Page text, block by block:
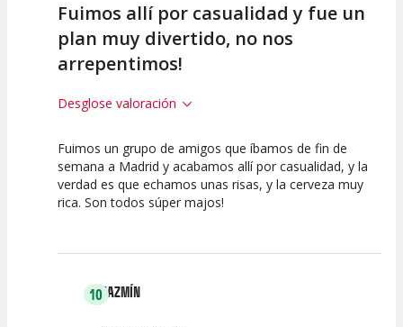
Fuimos allí por casualidad y fue un
plan muy divertido, no nos
arrepentimos!
Desglose valoración
7.5
Calidad del
Espectáculo
7.5
Puesta en
Escena
10
Interpretación
artística
Fuimos un grupo de amigos que íbamos de fin de
semana a Madrid y acabamos allí por casualidad, y la
verdad es que echamos unas risas, y la cerveza muy
rica. Son todos súper majos!
10JAZMÍN